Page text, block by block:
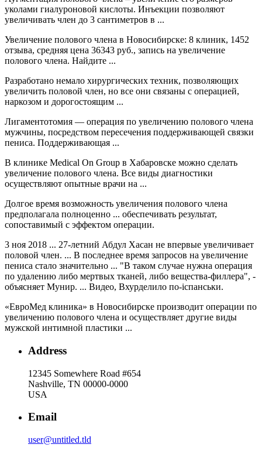
уколами гиалуроновой кислоты. Инъекции позволяют
увеличивать член до 3 сантиметров в ...
Увеличение полового члена в Новосибирске: 8 клиник, 1452
отзыва, средняя цена 36343 руб., запись на увеличение
полового члена. Найдите ...
Разработано немало хирургических техник, позволяющих
увеличить половой член, но все они связаны с операцией,
наркозом и дорогостоящим ...
Лигаментотомия — операция по увеличению полового члена
мужчины, посредством пересечения поддерживающей связки
пениса. Поддерживающая ...
В клинике Medical On Group в Хабаровске можно сделать
увеличение полового члена. Все виды диагностики
осуществляют опытные врачи на ...
Долгое время возможность увеличения полового члена
предполагала полноценно ... обеспечивать результат,
сопоставимый с эффектом операции.
3 ноя 2018 ... 27-летний Абдул Хасан не впервые увеличивает
половой член. ... В последнее время запросов на увеличение
пениса стало значительно ... "В таком случае нужна операция
по удалению либо мертвых тканей, либо вещества-филлера", -
объясняет Мунир. ... Видео, Вхурделило по-іспанськи.
«ЕвроМед клиника» в Новосибирске производит операции по
увеличению полового члена и осуществляет другие виды
мужской интимной пластики ...
Address
12345 Somewhere Road #654
Nashville, TN 00000-0000
USA
Email
user@untitled.tld